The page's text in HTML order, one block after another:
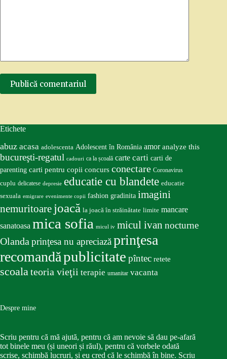
Publică comentariul
Etichete
abuz acasa adolescenta Adolescent în România amor analyze this
bucureşti-regatul cadouri ca la școală carte carti carti de
parenting carti pentru copii concurs conectare Coronavirus
cuplu delicatese depresie educatie cu blandete educatie
sexuala emigrare evenimente copii fashion gradinita imagini
nemuritoare joacă la joacă în străinătate limite mancare
sanatoasa mica sofia micul iv micul ivan nocturne
Olandaprinţesa nu apreciazăprinţesa
recomandăpublicitate pîntec retete
scoalateoria vieţii terapie umanitar vacanta
Despre mine
Scriu pentru că mă ajută, pentru că am nevoie să dau pe-afară
tot binele meu (și uneori și răul), pentru că vorbele odată
scrise, schimbă lucruri, și eu cred că le schimbă în bine. Scriu